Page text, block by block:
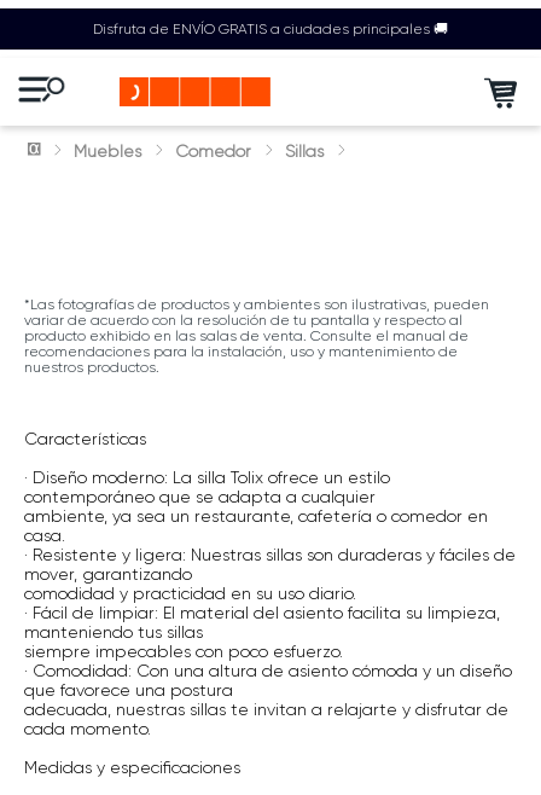
Disfruta de ENVÍO GRATIS a ciudades principales 🚚
Muebles Comedor Sillas
*Las fotografías de productos y ambientes son ilustrativas, pueden
variar de acuerdo con la resolución de tu pantalla y respecto al
producto exhibido en las salas de venta. Consulte el manual de
recomendaciones para la instalación, uso y mantenimiento de
nuestros productos.
Características
· Diseño moderno: La silla Tolix ofrece un estilo
contemporáneo que se adapta a cualquier
ambiente, ya sea un restaurante, cafetería o comedor en
casa.
· Resistente y ligera: Nuestras sillas son duraderas y fáciles de
mover, garantizando
comodidad y practicidad en su uso diario.
· Fácil de limpiar: El material del asiento facilita su limpieza,
manteniendo tus sillas
siempre impecables con poco esfuerzo.
· Comodidad: Con una altura de asiento cómoda y un diseño
que favorece una postura
adecuada, nuestras sillas te invitan a relajarte y disfrutar de
cada momento.
Medidas y especificaciones